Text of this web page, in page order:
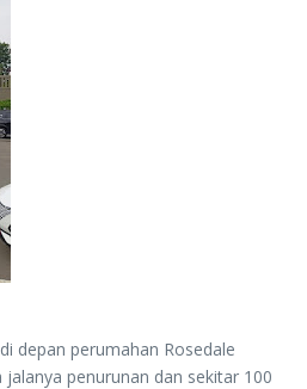
depan perumahan Rosedale
penurunan dan sekitar 100